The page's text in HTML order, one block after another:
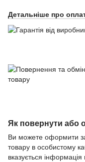
Детальніше про
Як повернути або
Ви можете оформити
товару в особистому
вказується